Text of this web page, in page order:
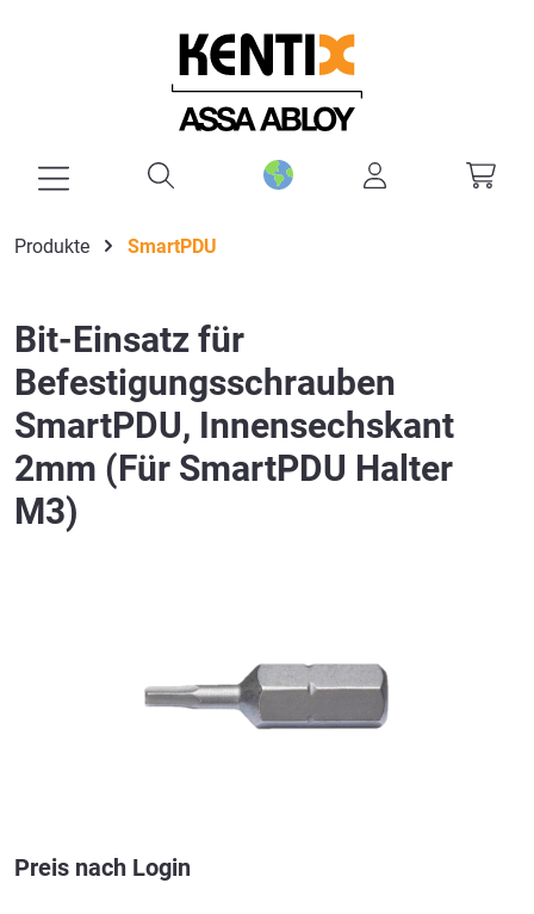
Produkte SmartPDU
Bit-Einsatz für
Befestigungsschrauben
SmartPDU, Innensechskant
2mm (Für SmartPDU Halter
M3)
Preis nach Login